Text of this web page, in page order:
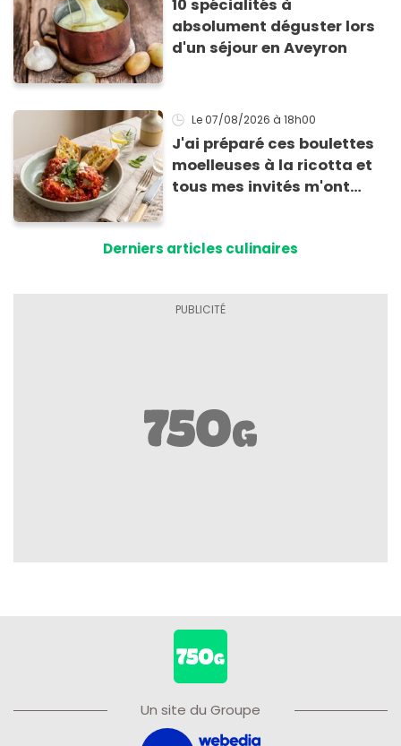
10 spécialités à
absolument déguster lors
d'un séjour en Aveyron
Le 07/08/2026 à 18h00
J'ai préparé ces boulettes
moelleuses à la ricotta et
tous mes invités m'ont
Derniers articles culinaires
Un site du Groupe